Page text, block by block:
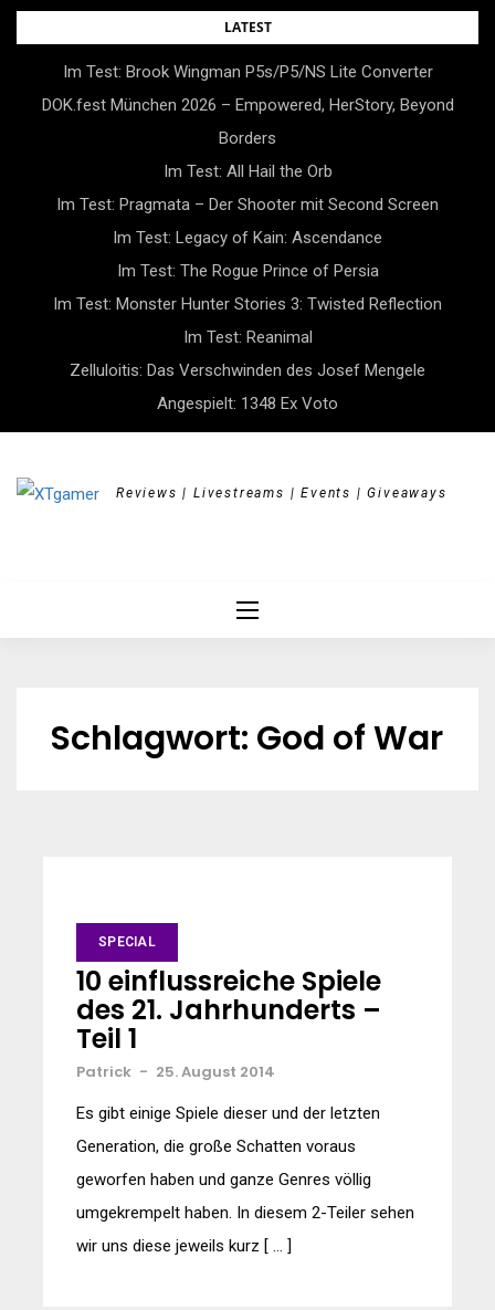
Skip
LATEST
Im Test: Brook Wingman P5s/P5/NS Lite Converter
DOK.fest München 2026 – Empowered, HerStory, Beyond
Borders
Im Test: All Hail the Orb
Im Test: Pragmata – Der Shooter mit Second Screen
Im Test: Legacy of Kain: Ascendance
Im Test: The Rogue Prince of Persia
Im Test: Monster Hunter Stories 3: Twisted Reflection
Im Test: Reanimal
Zelluloitis: Das Verschwinden des Josef Mengele
Angespielt: 1348 Ex Voto
Reviews | Livestreams | Events | Giveaways
Schlagwort: God of War
SPECIAL
10 einflussreiche Spiele
des 21. Jahrhunderts –
Teil 1
Patrick - 25. August 2014
Es gibt einige Spiele dieser und der letzten
Generation, die große Schatten voraus
geworfen haben und ganze Genres völlig
umgekrempelt haben. In diesem 2-Teiler sehen
wir uns diese jeweils kurz [ … ]